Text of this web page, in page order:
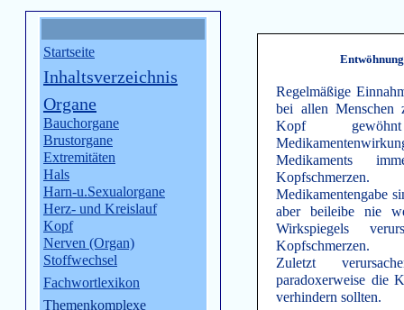
Startseite
Inhaltsverzeichnis
Organe
Bauchorgane
Brustorgane
Extremitäten
Hals
Harn-u.Sexualorgane
Herz- und Kreislauf
Kopf
Nerven (Organ)
Stoffwechsel
Fachwortlexikon
Themenkomplexe
Regelmäßige
bei allen Menschen
Kopf
Medikaments
Medikamentengabe
aber beileibe nie
Wirkspiegels
Kopfschmerzen.
Zuletzt
paradoxerweise die
verhindern sollten.